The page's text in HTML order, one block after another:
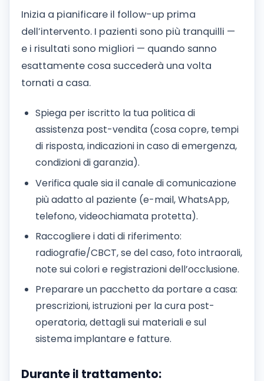
Inizia a pianificare il follow-up prima
dell’intervento. I pazienti sono più tranquilli —
e i risultati sono migliori — quando sanno
esattamente cosa succederà una volta
tornati a casa.
Spiega per iscritto la tua politica di
assistenza post-vendita (cosa copre, tempi
di risposta, indicazioni in caso di emergenza,
condizioni di garanzia).
Verifica quale sia il canale di comunicazione
più adatto al paziente (e-mail, WhatsApp,
telefono, videochiamata protetta).
Raccogliere i dati di riferimento:
radiografie/CBCT, se del caso, foto intraorali,
note sui colori e registrazioni dell’occlusione.
Preparare un pacchetto da portare a casa:
prescrizioni, istruzioni per la cura post-
operatoria, dettagli sui materiali e sul
sistema implantare e fatture.
Durante il trattamento: